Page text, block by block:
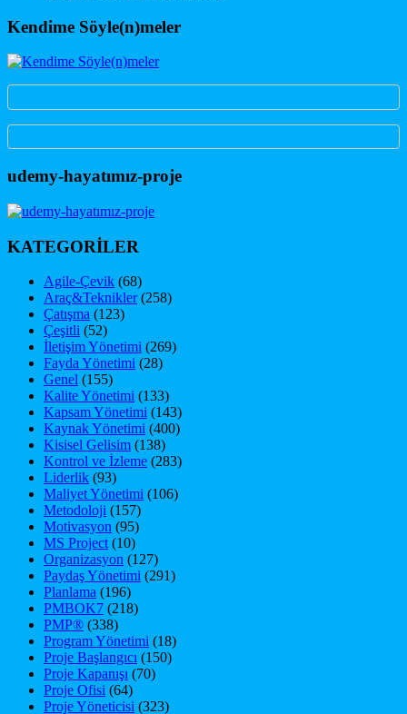
Kendime Söyle(n)meler
udemy-hayatımız-proje
KATEGORİLER
Agile-Çevik (68)
Araç&Teknikler(258)
Çatışma (123)
Çeşitli (52)
İletişim Yönetimi (269)
Fayda Yönetimi (28)
Genel (155)
Kalite Yönetimi (133)
Kapsam Yönetimi (143)
Kaynak Yönetimi (400)
Kisisel Gelisim (138)
Kontrol ve İzleme (283)
Liderlik (93)
Maliyet Yönetimi (106)
Metodoloji (157)
Motivasyon (95)
MS Project (10)
Organizasyon (127)
Paydaş Yönetimi (291)
Planlama (196)
PMBOK7 (218)
PMP® (338)
Program Yönetimi (18)
Proje Başlangıcı (150)
Proje Kapanışı (70)
Proje Ofisi (64)
Proje Yöneticisi (323)